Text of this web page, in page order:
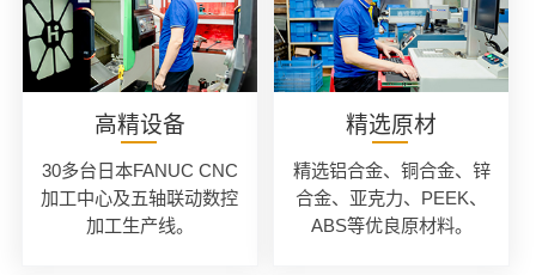
高精设备
30多台日本FANUC CNC
加工中心及五轴联动数控
加工生产线。
精选原材
精选铝合金、铜合金、锌
合金、亚克力、PEEK、
ABS等优良原材料。